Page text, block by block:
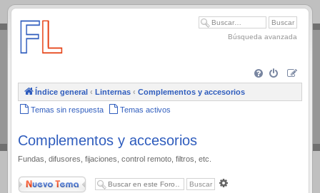
.
Búsqueda avanzada
Índice general ‹ Linternas ‹ Complementos y accesorios
Temas sin respuesta Temas activos
Complementos y accesorios
Fundas, difusores, fijaciones, control remoto, filtros, etc.
Nuevo Tema